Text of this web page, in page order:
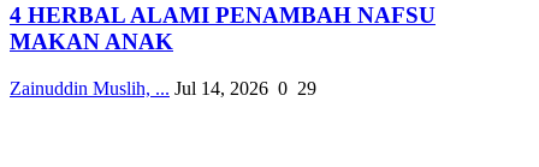
4 HERBAL ALAMI PENAMBAH NAFSU
MAKAN ANAK
Zainuddin Muslih, ... Jul 14, 2026 0 29